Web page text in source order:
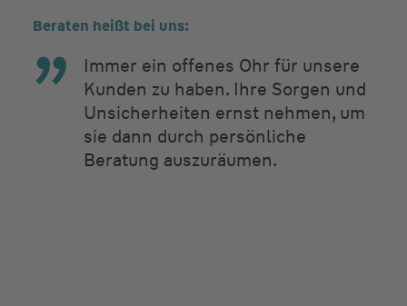
Beraten heißt bei uns:
Immer ein offenes Ohr für unsere
Kunden zu haben. Ihre Sorgen und
Unsicherheiten ernst nehmen, um
sie dann durch persönliche
Beratung auszuräumen.